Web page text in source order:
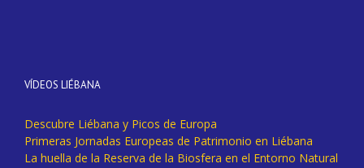
VÍDEOS LIÉBANA
Descubre Liébana y Picos de Europa
Primeras Jornadas Europeas de Patrimonio en Liébana
La huella de la Reserva de la Biosfera en el Entorno Natural